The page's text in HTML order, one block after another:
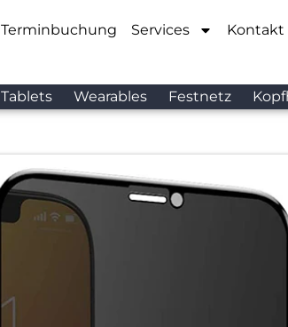
Terminbuchung Services
Kontakt
Tablets Wearables Festnetz